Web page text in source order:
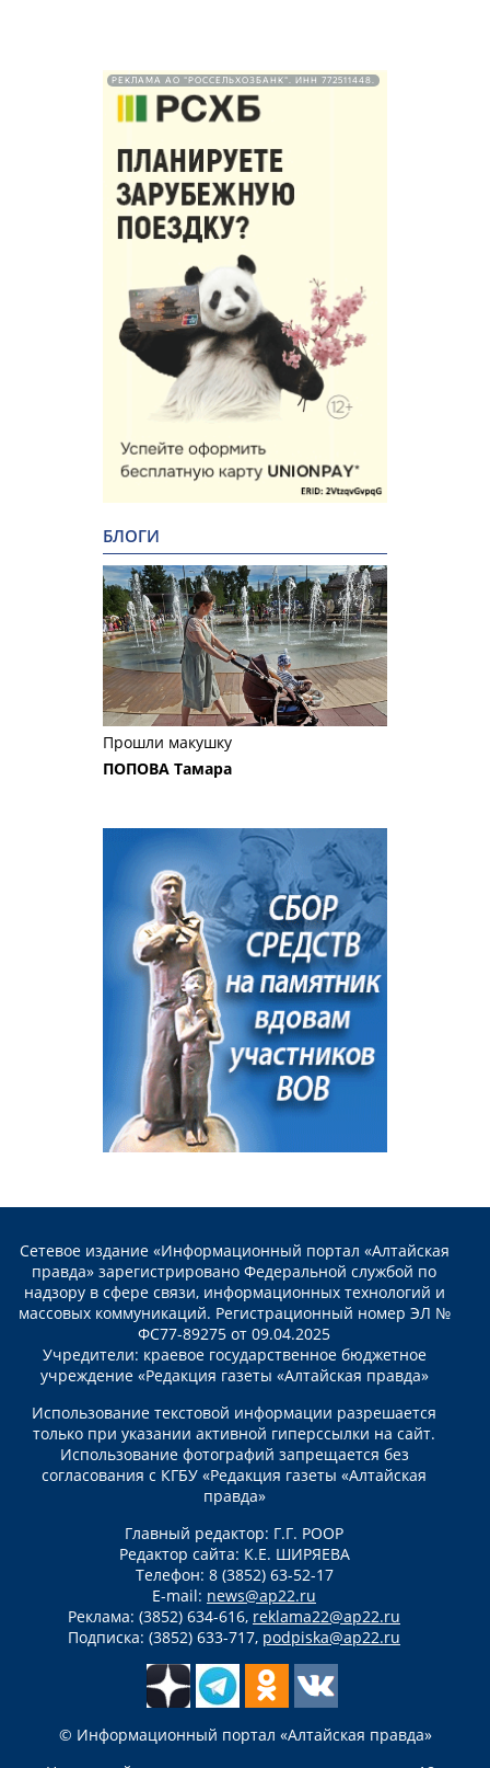
РЕКЛАМА АО "РОССЕЛЬХОЗБАНК". ИНН 772511448.
БЛОГИ
Прошли макушку
ПОПОВА Тамара
Сетевое издание «Информационный портал «Алтайская
правда» зарегистрировано Федеральной службой по
надзору в сфере связи, информационных технологий и
массовых коммуникаций. Регистрационный номер ЭЛ №
ФС77-89275 от 09.04.2025
Учредители: краевое государственное бюджетное
учреждение «Редакция газеты «Алтайская правда»
Использование текстовой информации разрешается
только при указании активной гиперссылки на сайт.
Использование фотографий запрещается без
согласования с КГБУ «Редакция газеты «Алтайская
правда»
Главный редактор: Г.Г. РООР
Редактор сайта: К.Е. ШИРЯЕВА
Телефон: 8 (3852) 63-52-17
E-mail: news@ap22.ru
Реклама: (3852) 634-616, reklama22@ap22.ru
Подписка: (3852) 633-717, podpiska@ap22.ru
© Информационный портал «Алтайская правда»